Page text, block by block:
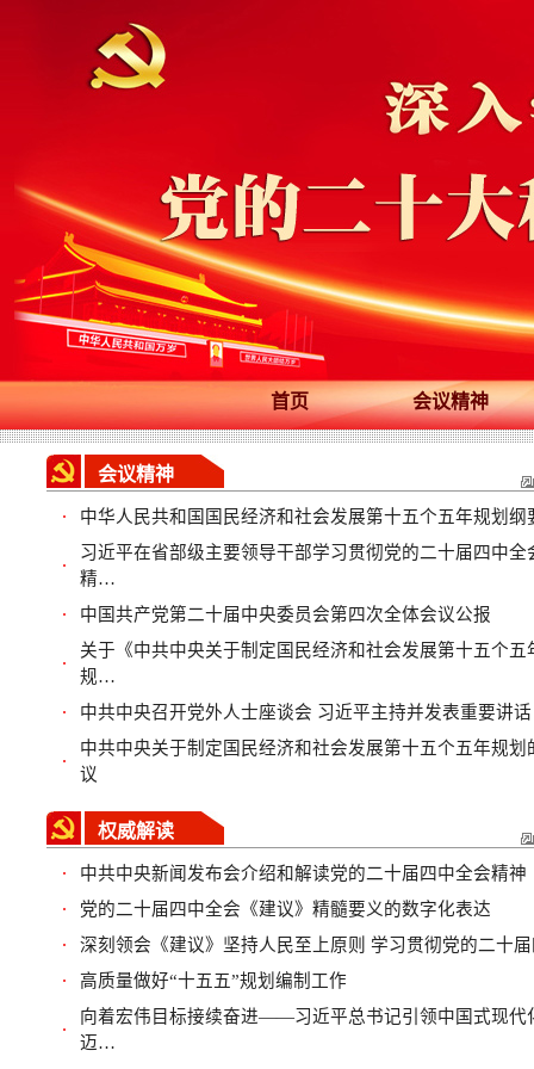
首页 会议精神
会议精神
· 中华人民共和国国民经济和社会发展第十五个五年规划纲
·
习近平在省部级主要领导干部学习贯彻党的二十届四中全
精…
· 中国共产党第二十届中央委员会第四次全体会议公报
·
关于《中共中央关于制定国民经济和社会发展第十五个五
规…
· 中共中央召开党外人士座谈会 习近平主持并发表重要讲话
·
中共中央关于制定国民经济和社会发展第十五个五年规划
议
权威解读
· 中共中央新闻发布会介绍和解读党的二十届四中全会精神
· 党的二十届四中全会《建议》精髓要义的数字化表达
· 深刻领会《建议》坚持人民至上原则 学习贯彻党的二十
· 高质量做好“十五五”规划编制工作
·
向着宏伟目标接续奋进——习近平总书记引领中国式现代
迈…